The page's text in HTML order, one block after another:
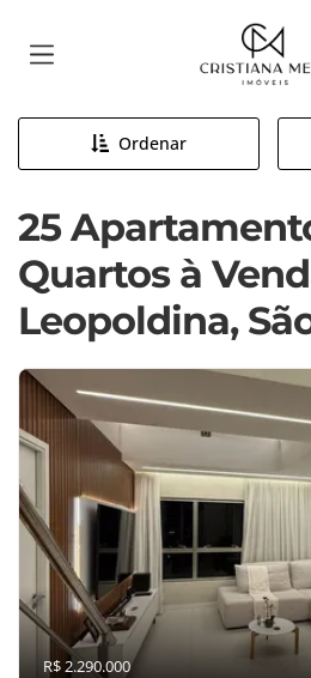
Página
Ordenar
25
Quartos à
Leopoldina,
R$ 2.290.000